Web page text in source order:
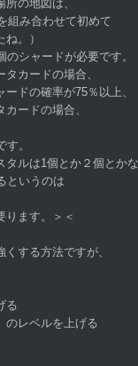
の地図は、
組み合わせて初めて
。）
シャードが必要です。
カードの場合、
ドの確率が75％以上、
ードの場合、
。
タルは1個とか２個とか
というのは
ります。＞＜
する方法ですが、
る
のレベルを上げる